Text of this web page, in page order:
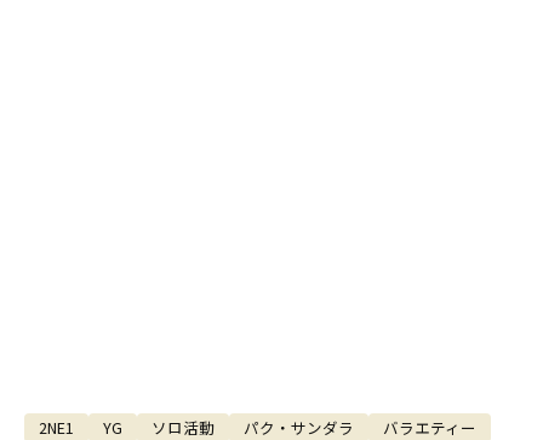
2NE1 YG ソロ活動 パク・サンダラ
バラエティー